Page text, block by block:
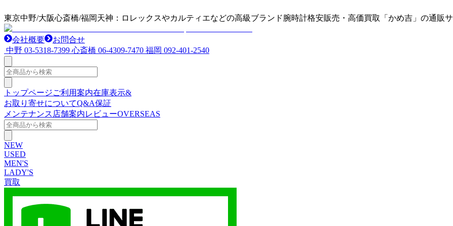
東京中野/大阪心斎橋/福岡天神：ロレックスやカルティエなどの高級ブランド腕時計格安販売・高価買取「かめ吉」の通販
会社概要
お問合せ
中野 03-5318-7399 心斎橋 06-4309-7470 福岡 092-401-2540
トップページご利用案内在庫表示&
お取り寄せについてQ&A保証
メンテナンス 店舗案内レビューOVERSEAS
NEW
USED
MEN'S
LADY'S
買取